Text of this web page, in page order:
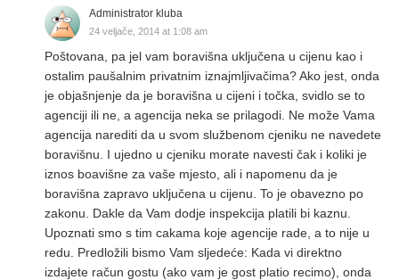
Administrator kluba
24 veljače, 2014 at 1:08 am
Poštovana, pa jel vam boravišna uključena u cijenu kao i
ostalim paušalnim privatnim iznajmljivačima? Ako jest, onda
je objašnjenje da je boravišna u cijeni i točka, svidlo se to
agenciji ili ne, a agencija neka se prilagodi. Ne može Vama
agencija narediti da u svom službenom cjeniku ne navedete
boravišnu. I ujedno u cjeniku morate navesti čak i koliki je
iznos boavišne za vaše mjesto, ali i napomenu da je
boravišna zapravo uključena u cijenu. To je obavezno po
zakonu. Dakle da Vam dodje inspekcija platili bi kaznu.
Upoznati smo s tim cakama koje agencije rade, a to nije u
redu. Predložili bismo Vam sljedeće: Kada vi direktno
izdajete račun gostu (ako vam je gost platio recimo), onda